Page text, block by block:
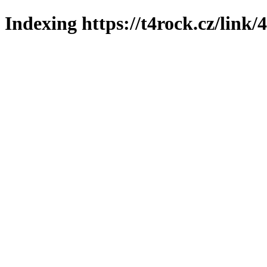
Indexing https://t4rock.cz/link/